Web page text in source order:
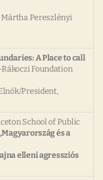
Mártha Pereszlényi
A Place to call
Foundation
President,
School of Public
és a
elleni agressziós